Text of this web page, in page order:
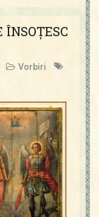
Vorbiri